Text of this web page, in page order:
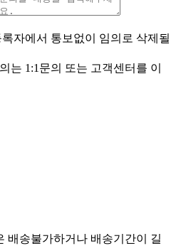
자에서 통보없이 임의로 삭제될
는 1:1문의 또는 고객센터를 이
배송불가하거나 배송기간이 길